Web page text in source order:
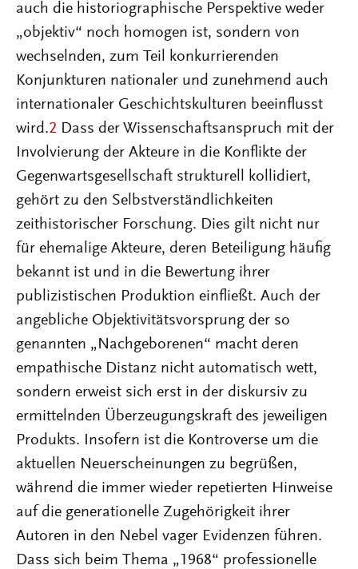
auch die historiographische Perspektive weder
„objektiv“ noch homogen ist, sondern von
wechselnden, zum Teil konkurrierenden
Konjunkturen nationaler und zunehmend auch
internationaler Geschichtskulturen beeinflusst
wird.2 Dass der Wissenschaftsanspruch mit der
Involvierung der Akteure in die Konflikte der
Gegenwartsgesellschaft strukturell kollidiert,
gehört zu den Selbstverständlichkeiten
zeithistorischer Forschung. Dies gilt nicht nur
für ehemalige Akteure, deren Beteiligung häufig
bekannt ist und in die Bewertung ihrer
publizistischen Produktion einfließt. Auch der
angebliche Objektivitätsvorsprung der so
genannten „Nachgeborenen“ macht deren
empathische Distanz nicht automatisch wett,
sondern erweist sich erst in der diskursiv zu
ermittelnden Überzeugungskraft des jeweiligen
Produkts. Insofern ist die Kontroverse um die
aktuellen Neuerscheinungen zu begrüßen,
während die immer wieder repetierten Hinweise
auf die generationelle Zugehörigkeit ihrer
Autoren in den Nebel vager Evidenzen führen.
Dass sich beim Thema „1968“ professionelle